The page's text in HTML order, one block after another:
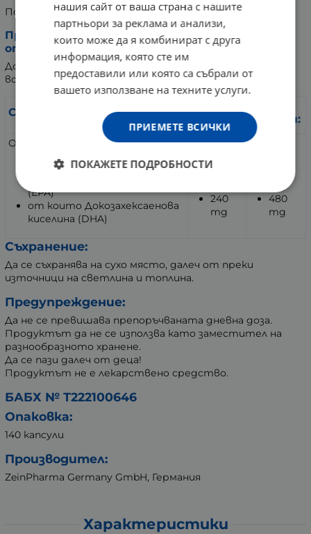
По 2 капсули дневно.
При рядък прием на риба или по предписание
от диетолог:
До 2 пъти x 2 капсули дневно, приети с достатъчно
вода.
Съставки:
капсули:
Омега-3 мастни киселини
от които
(EPA)
от които Докозахексаенова
киселина (DHA)
360
240
mg
mg
480
mg
Съхранение:
Да се съхранява на сухо място, далеч от преки
източници на светлина и топлина.
Предупреждение:
Да не се превишава препоръчваната дневна доза.
Продуктът да не се използва като заместител на
разнообразното хранене.
Да се пази далеч от деца!
Продуктът не е лекарствено средство.
БАБХ № Т222100646
Опаковка:
140 капсули
Производител:
ZeinPharma Germany GmbH, Германия
Характеристики
нашия сайт от ваша страна с нашите
партньори за реклама и анализи,
които може да я комбинират с друга
информация, която сте им
предоставили или която са събрали от
вашето използване на техните услуги.
ПРИЕМЕТЕ ВСИЧКИ
ПОКАЖЕТЕ ПОДРОБНОСТИ